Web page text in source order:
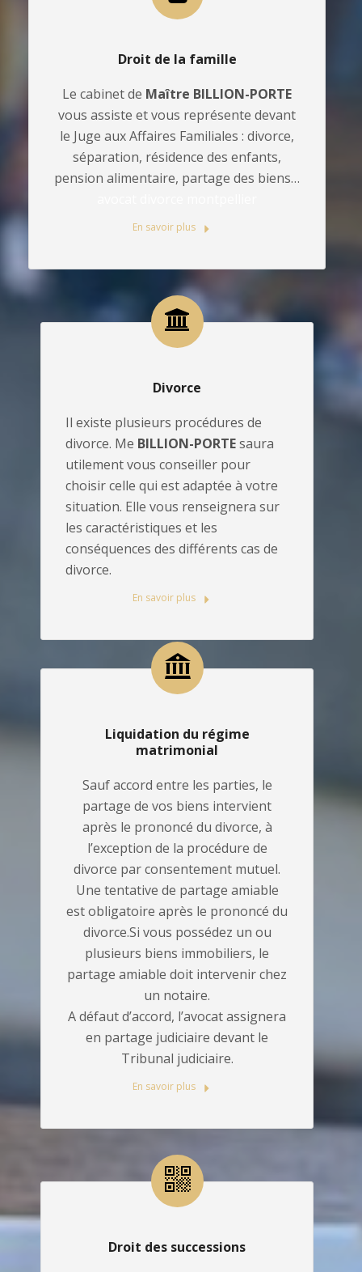
Droit de la famille
Le cabinet de Maître BILLION-PORTE
vous assiste et vous représente devant
le Juge aux Affaires Familiales : divorce,
séparation, résidence des enfants,
pension alimentaire, partage des biens…
En savoir plus
Divorce
Il existe plusieurs procédures de
divorce. Me BILLION-PORTEsaura
utilement vous conseiller pour
choisir celle qui est adaptée à votre
situation. Elle vous renseignera sur
les caractéristiques et les
conséquences des différents cas de
divorce.
En savoir plus
Liquidation du régime
matrimonial
Sauf accord entre les parties, le
partage de vos biens intervient
après le prononcé du divorce, à
l’exception de la procédure de
divorce par consentement mutuel.
Une tentative de partage amiable
est obligatoire après le prononcé du
divorce.Si vous possédez un ou
plusieurs biens immobiliers, le
partage amiable doit intervenir chez
un notaire.
A défaut d’accord, l’avocat assignera
en partage judiciaire devant le
Tribunal judiciaire.
En savoir plus
Droit des successions